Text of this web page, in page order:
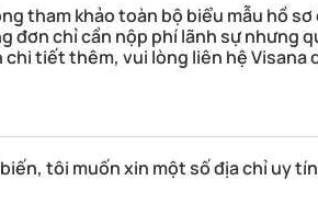
tham khảo toàn bộ biểu mẫu hồ
đơn chỉ cần nộp phí lãnh sự nhưng
tiết thêm, vui lòng liên hệ Visana
tôi muốn xin một số địa chỉ uy